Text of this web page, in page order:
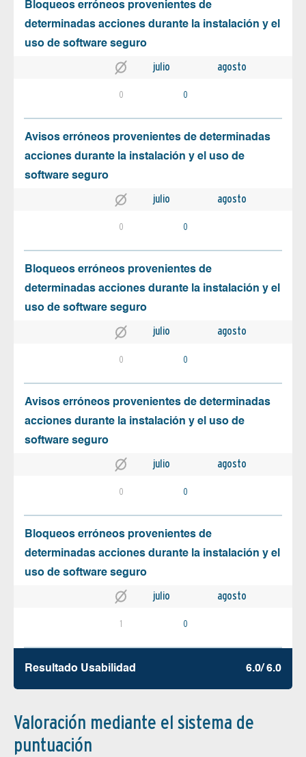
Bloqueos erróneos provenientes de
determinadas acciones durante la instalación y el
uso de software seguro
julio agosto
0 0
Avisos erróneos provenientes de determinadas
acciones durante la instalación y el uso de
software seguro
julio agosto
0 0
Bloqueos erróneos provenientes de
determinadas acciones durante la instalación y el
uso de software seguro
julio agosto
0 0
Avisos erróneos provenientes de determinadas
acciones durante la instalación y el uso de
software seguro
julio agosto
0 0
Bloqueos erróneos provenientes de
determinadas acciones durante la instalación y el
uso de software seguro
julio agosto
1 0
Resultado Usabilidad 6.0/ 6.0
Valoración mediante el sistema de
puntuación